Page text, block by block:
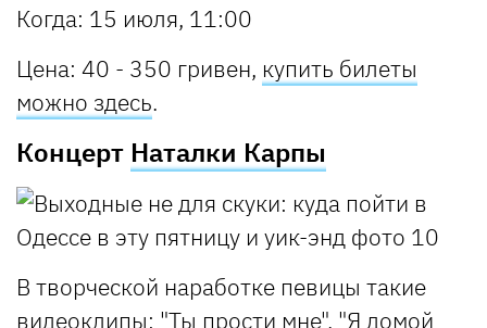
Когда: 15 июля, 11:00
Цена: 40 - 350 гривен, купить билеты
можно здесь.
Концерт Наталки Карпы
В творческой наработке певицы такие
видеоклипы: "Ты прости мне", "Я домой